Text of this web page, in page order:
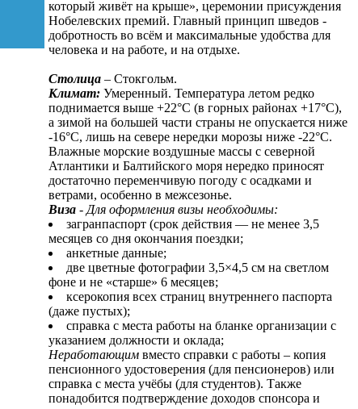
который живёт на крыше», церемонии присуждения
Нобелевских премий. Главный принцип шведов -
добротность во всём и максимальные удобства для
человека и на работе, и на отдыхе.
Столица– Стокгольм.
Климат: Умеренный. Температура летом редко
поднимается выше +22°C (в горных районах +17°C),
а зимой на большей части страны не опускается ниже
-16°C, лишь на севере нередки морозы ниже -22°C.
Влажные морские воздушные массы с северной
Атлантики и Балтийского моря нередко приносят
достаточно переменчивую погоду с осадками и
ветрами, особенно в межсезонье.
Виза-Для оформления визы необходимы:
загранпаспорт (срок действия — не менее 3,5
месяцев со дня окончания поездки;
анкетные данные;
две цветные фотографии 3,5×4,5 см на светлом
фоне и не «старше» 6 месяцев;
ксерокопия всех страниц внутреннего паспорта
(даже пустых);
справка с места работы на бланке организации с
указанием должности и оклада;
Неработающимвместо справки с работы – копия
пенсионного удостоверения (для пенсионеров) или
справка с места учёбы (для студентов). Также
понадобится подтверждение доходов спонсора и